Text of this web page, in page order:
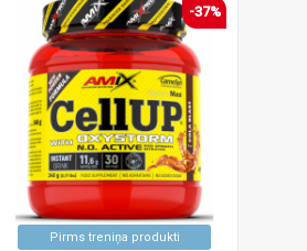
Pirms treniņa produkti
-37%